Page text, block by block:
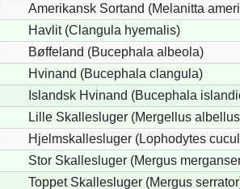
Amerikansk Sortand (Melanitta
Havlit (Clangula hyemalis)
Bøffeland (Bucephala albeola)
Hvinand (Bucephala clangula)
Islandsk Hvinand (Bucephala
Lille Skallesluger (Mergellus
Hjelmskallesluger (Lophodytes
Stor Skallesluger (Mergus
Toppet Skallesluger (Mergus